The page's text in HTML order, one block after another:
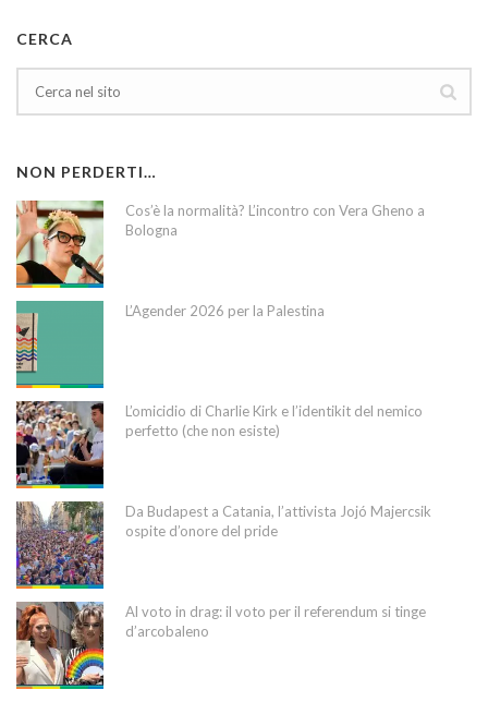
CERCA
NON PERDERTI…
Cos’è la normalità? L’incontro con Vera Gheno a
Bologna
L’Agender 2026 per la Palestina
L’omicidio di Charlie Kirk e l’identikit del nemico
perfetto (che non esiste)
Da Budapest a Catania, l’attivista Jojó Majercsik
ospite d’onore del pride
Al voto in drag: il voto per il referendum si tinge
d’arcobaleno